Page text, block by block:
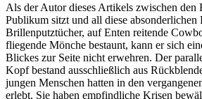
Als der Autor dieses Artikels zwischen den
Publikum sitzt und all diese absonderlichen
Brillenputztücher, auf Enten reitende
fliegende Mönche bestaunt, kann er sich
Blickes zur Seite nicht erwehren. Der
Kopf bestand ausschließlich aus
jungen Menschen hatten in den
erlebt. Sie haben empfindliche Krisen